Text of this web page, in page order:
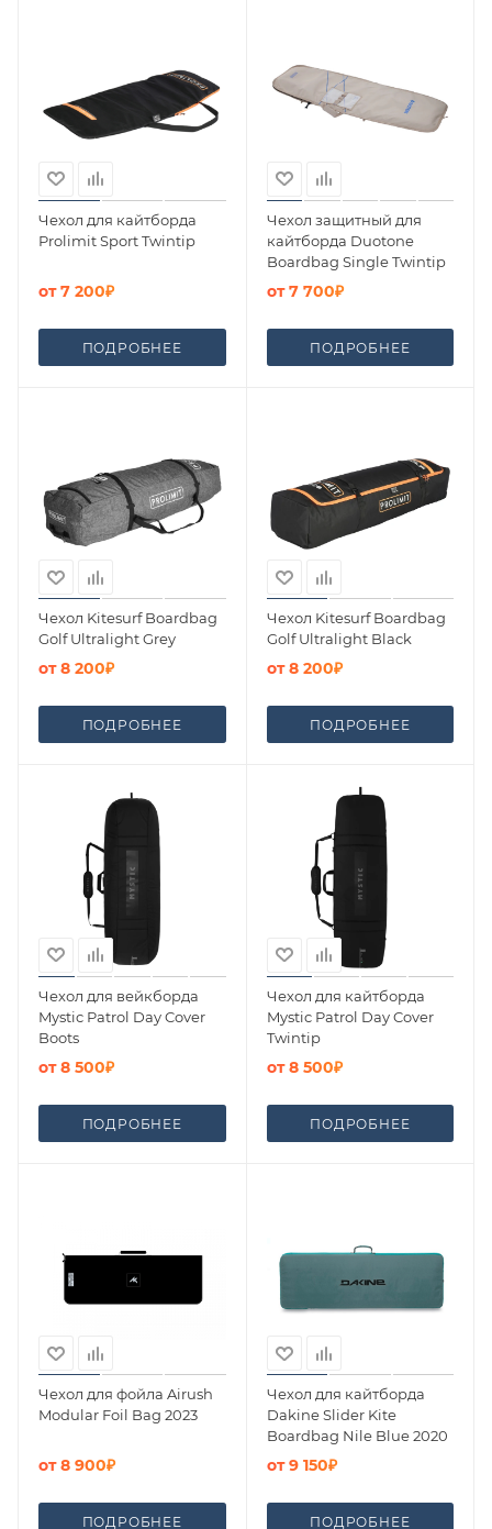
Чехол для кайтборда
Prolimit Sport Twintip
от7 200₽
ПОДРОБНЕЕ
Чехол защитный для
кайтборда Duotone
Boardbag Single Twintip
от7 700₽
ПОДРОБНЕЕ
Чехол Kitesurf Boardbag
Golf Ultralight Grey
от8 200₽
ПОДРОБНЕЕ
Чехол Kitesurf Boardbag
Golf Ultralight Black
от8 200₽
ПОДРОБНЕЕ
Чехол для вейкборда
Mystic Patrol Day Cover
Boots
от8 500₽
ПОДРОБНЕЕ
Чехол для кайтборда
Mystic Patrol Day Cover
Twintip
от8 500₽
ПОДРОБНЕЕ
Чехол для фойла Airush
Modular Foil Bag 2023
от8 900₽
ПОДРОБНЕЕ
Чехол для кайтборда
Dakine Slider Kite
Boardbag Nile Blue 2020
от9 150₽
ПОДРОБНЕЕ